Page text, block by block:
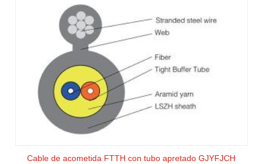
Cable de acometida FTTH con tubo apretado GJYFJCH